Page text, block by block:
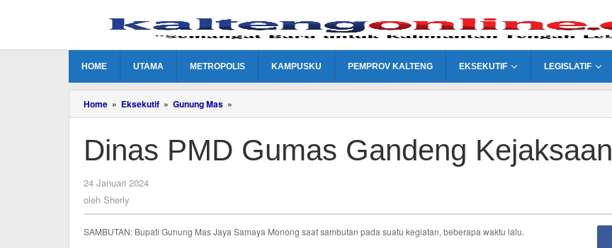
HOME UTAMA METROPOLIS KAMPUSKU PEMPROV KALTENG EKSEKUTIF LEGISLATIF
Home » Eksekutif » Gunung Mas »
PMD
Gandeng
Kejaksaan
Dinas PMD Gumas Gandeng Kejaksaan
24 Januari 2024
oleh Sherly
SAMBUTAN: Bupati Gunung Mas Jaya Samaya Monong saat sambutan pada suatu kegiatan, beberapa waktu lalu.